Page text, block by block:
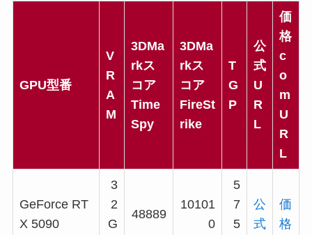
GPU型番
V
R
A
M
3DMa
rkス
コア
Time
Spy
3DMa
rkス
コア
FireSt
rike
T
G
P
公
式
U
R
L
価
格
c
o
m
U
R
L
GeForce RT
X 5090
3
2
G
48889
10101
0
5
7
5
公
式
価
格